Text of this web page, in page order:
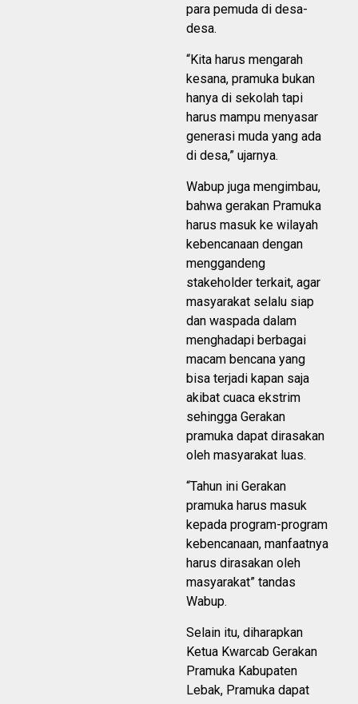
para pemuda di desa-
desa.
“Kita harus mengarah
kesana, pramuka bukan
hanya di sekolah tapi
harus mampu menyasar
generasi muda yang ada
di desa,” ujarnya.
Wabup juga mengimbau,
bahwa gerakan Pramuka
harus masuk ke wilayah
kebencanaan dengan
menggandeng
stakeholder terkait, agar
masyarakat selalu siap
dan waspada dalam
menghadapi berbagai
macam bencana yang
bisa terjadi kapan saja
akibat cuaca ekstrim
sehingga Gerakan
pramuka dapat dirasakan
oleh masyarakat luas.
“Tahun ini Gerakan
pramuka harus masuk
kepada program-program
kebencanaan, manfaatnya
harus dirasakan oleh
masyarakat” tandas
Wabup.
Selain itu, diharapkan
Ketua Kwarcab Gerakan
Pramuka Kabupaten
Lebak, Pramuka dapat